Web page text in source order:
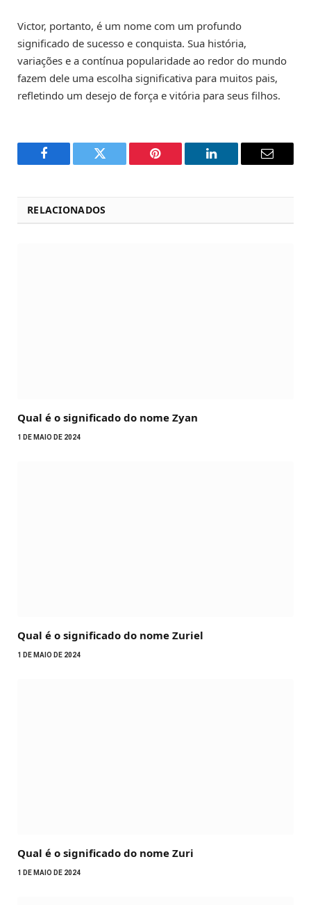
Victor, portanto, é um nome com um profundo
significado de sucesso e conquista. Sua história,
variações e a contínua popularidade ao redor do mundo
fazem dele uma escolha significativa para muitos pais,
refletindo um desejo de força e vitória para seus filhos.
Facebook Twitter Pinterest LinkedIn Email
RELACIONADOS
Qual é o significado do nome Zyan
1 DE MAIO DE 2024
Qual é o significado do nome Zuriel
1 DE MAIO DE 2024
Qual é o significado do nome Zuri
1 DE MAIO DE 2024